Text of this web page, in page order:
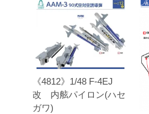
《4812》1/48 F-4EJ
改 内舷パイロン(ハセ
ガワ)